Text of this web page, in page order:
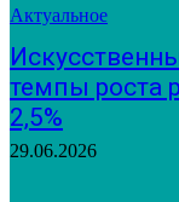
Актуальное
темпы роста
2,5%
29.06.2026